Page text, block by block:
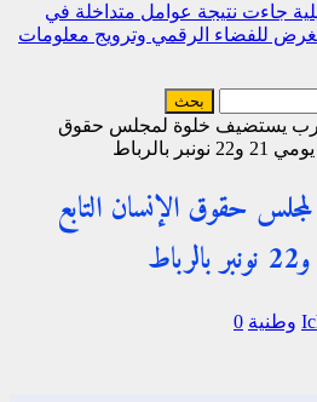
جاءت نتيجة عوامل متداخلة في
للفضاء الرقمي وترويج معلومات
يستضيف خلوة لمجلس حقوق
بالرباط
حقوق الإنسان التابع
وطنية 0